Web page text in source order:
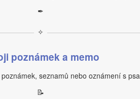
✒
✧
poznámek a memo
seznamů nebo oznámení s
📝